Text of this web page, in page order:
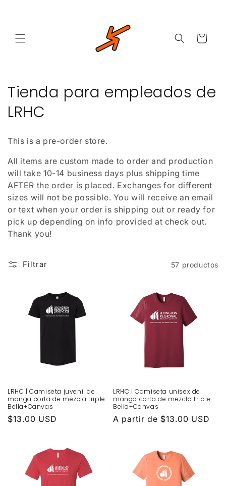
Carrito
C
o
e
c
c
i
ó
:
Tienda para empleados de
LRHC
This is a pre-order store.
All items are custom made to order and production
will take 10-14 business days plus shipping time
AFTER the order is placed. Exchanges for different
sizes will not be possible. You will receive an email
or text when your order is shipping out or ready for
pick up depending on info provided at check out.
Thank you!
Filtrar 57 productos
LRHC | Camiseta juvenil de
manga corta de mezcla triple
Bella+Canvas
Precio
$13.00 USD
LRHC | Camiseta unisex de
manga corta de mezcla triple
Bella+Canvas
Precio
A partir de $13.00 USD